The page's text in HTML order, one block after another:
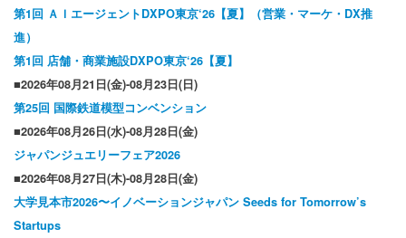
第1回 ＡＩエージェントDXPO東京‘26【夏】（営業・マーケ・DX推
進）
第1回 店舗・商業施設DXPO東京‘26【夏】
■2026年08月21日(金)-08月23日(日)
第25回 国際鉄道模型コンベンション
■2026年08月26日(水)-08月28日(金)
ジャパンジュエリーフェア2026
■2026年08月27日(木)-08月28日(金)
大学見本市2026〜イノベーションジャパン Seeds for Tomorrow’s
Startups